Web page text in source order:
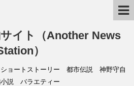
イト（Another News
）
ョートストーリー 都市伝説 神野守自
小説 バラエティー